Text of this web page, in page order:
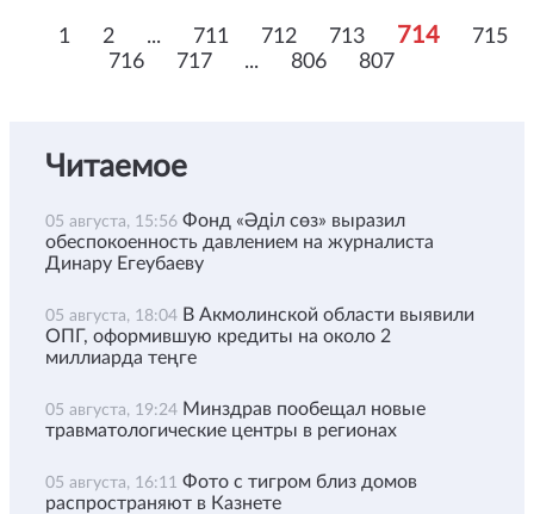
1 2 ... 711 712 713 714
715
716
717 ... 806 807
Читаемое
05 августа, 15:56 Фонд «Әділ сөз» выразил
обеспокоенность давлением на журналиста
Динару Егеубаеву
05 августа, 18:04 В Акмолинской области выявили
ОПГ, оформившую кредиты на около 2
миллиарда теңге
05 августа, 19:24 Минздрав пообещал новые
травматологические центры в регионах
05 августа, 16:11 Фото с тигром близ домов
распространяют в Казнете